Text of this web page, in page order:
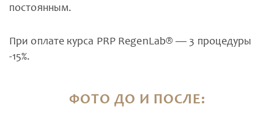
постоянным.
При оплате курса PRP RegenLab® — 3 процедуры
-15%.
ФОТО ДО И ПОСЛЕ: